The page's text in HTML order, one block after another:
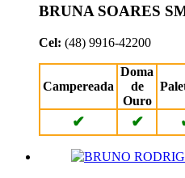
BRUNA SOARES
Cel: (48) 9916-42200
Campereada
Doma
de
Ouro
✔ ✔